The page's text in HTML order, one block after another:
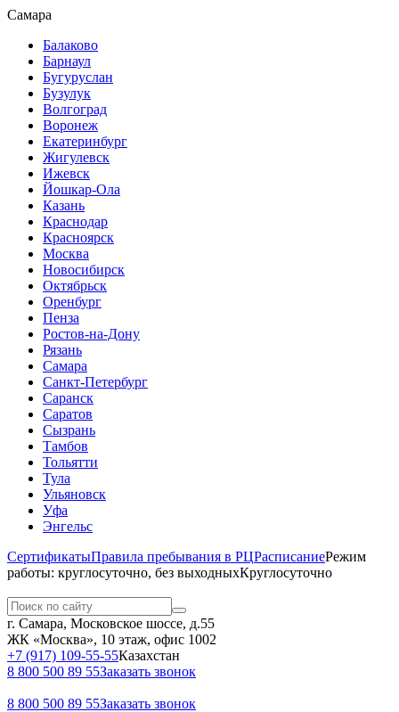
Самара
Балаково
Барнаул
Бугуруслан
Бузулук
Волгоград
Воронеж
Екатеринбург
Жигулевск
Ижевск
Йошкар-Ола
Казань
Краснодар
Красноярск
Москва
Новосибирск
Октябрьск
Оренбург
Пенза
Ростов-на-Дону
Рязань
Самара
Санкт-Петербург
Саранск
Саратов
Сызрань
Тамбов
Тольятти
Тула
Ульяновск
Уфа
Энгельс
СертификатыПравила пребывания в РЦРасписаниеРежим
работы: круглосуточно, без выходныхКруглосуточно
г. Самара, Московское шоссе, д.55
ЖК «Москва», 10 этаж, офис 1002
+7 (917) 109-55-55Казахстан
8 800 500 89 55Заказать звонок
8 800 500 89 55Заказать звонок